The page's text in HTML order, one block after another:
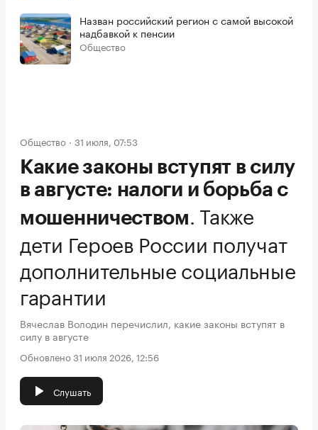
Назван российский регион с самой высокой
надбавкой к пенсии
Общество
Общество 31 июля, 07:53
Какие законы вступят в силу
в августе: налоги и борьба с
мошенничеством. Также
дети Героев России получат
дополнительные социальные
гарантии
Вячеслав Володин перечислил, какие законы вступят в
силу в августе
Обновлено 31 июля 2026, 12:56
Слушать